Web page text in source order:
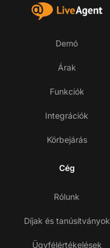
Demó
Árak
Funkciók
Integrációk
Körbejárás
Cég
Rólunk
Díjak és tanúsítványok
Ügyfélértékelések